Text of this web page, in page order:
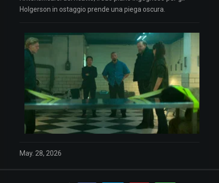
Holgerson in ostaggio prende una piega oscura.
May. 28, 2026